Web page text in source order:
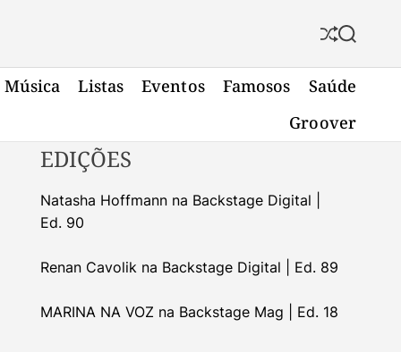
S
f
l
S
a
r
h
Música Listas Eventos Famosos
Saúde
Groover
EDIÇÕES
Natasha Hoffmann na Backstage Digital |
Ed. 90
Renan Cavolik na Backstage Digital | Ed. 89
MARINA NA VOZ na Backstage Mag | Ed. 18